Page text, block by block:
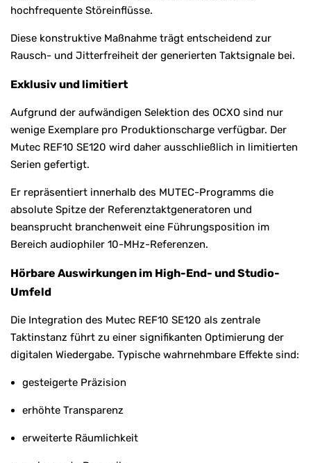
hochfrequente Störeinflüsse.
Diese konstruktive Maßnahme trägt entscheidend zur
Rausch- und Jitterfreiheit der generierten Taktsignale bei.
Exklusiv und limitiert
Aufgrund der aufwändigen Selektion des OCXO sind nur
wenige Exemplare pro Produktionscharge verfügbar. Der
Mutec REF10 SE120 wird daher ausschließlich in limitierten
Serien gefertigt.
Er repräsentiert innerhalb des MUTEC-Programms die
absolute Spitze der Referenztaktgeneratoren und
beansprucht branchenweit eine Führungsposition im
Bereich audiophiler 10-MHz-Referenzen.
Hörbare Auswirkungen im High-End- und Studio-
Umfeld
Die Integration des Mutec REF10 SE120 als zentrale
Taktinstanz führt zu einer signifikanten Optimierung der
digitalen Wiedergabe. Typische wahrnehmbare Effekte sind:
gesteigerte Präzision
erhöhte Transparenz
erweiterte Räumlichkeit